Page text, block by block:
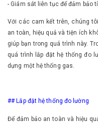
- Giám sát liên tục để đảm bảo
Với các cam kết trên, chúng
an toàn, hiệu quả và tiện ích
giúp bạn trong quá trình này.
quá trình lắp đặt hệ thống đo
dựng một hệ thống gas.
## Lắp đặt hệ thống đo lường
Để đảm bảo an toàn và hiệu